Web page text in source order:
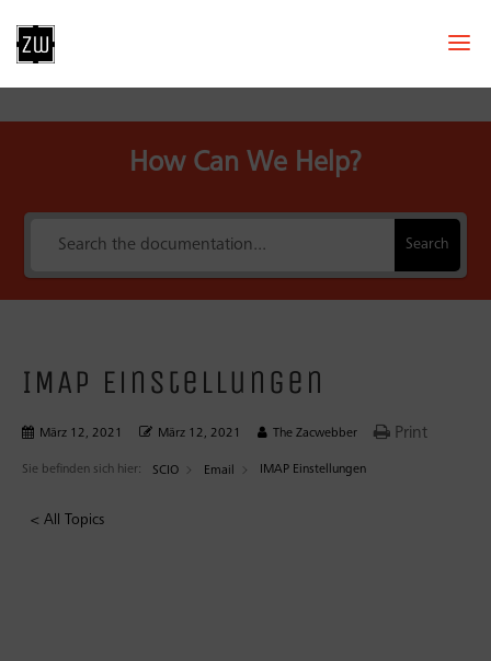
How Can We Help?
Search
IMAP Einstellungen
März 12, 2021 März 12, 2021 The Zacwebber Print
Sie befinden sich hier: SCIO Email IMAP Einstellungen
< All Topics